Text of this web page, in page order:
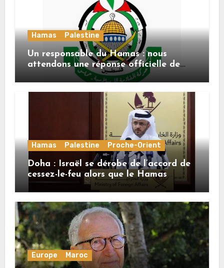
Hamas Palestine
Un responsable du Hamas : nous
attendons une réponse officielle de
Mladenov concernant la feuille de
route de la deuxième phase de l’accord
Hamas Palestine Proche-Orient
Doha : Israël se dérobe de l’accord de
cessez-le-feu alors que le Hamas
honore ses engagements
Europe Maroc